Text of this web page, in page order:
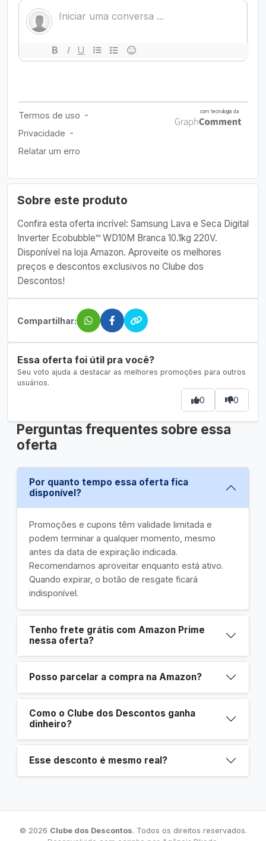
Sobre este produto
Confira esta oferta incrível: Samsung Lava e Seca Digital
Inverter Ecobubble™ WD10M Branca 10.1kg 220V.
Disponível na loja Amazon. Aproveite os melhores
preços e descontos exclusivos no Clube dos
Descontos!
Compartilhar:
Essa oferta foi útil pra você?
Seu voto ajuda a destacar as melhores promoções para outros
usuários.
0 0
Perguntas frequentes sobre essa
oferta
Por quanto tempo essa oferta fica
disponível?
Promoções e cupons têm validade limitada e
podem terminar a qualquer momento, mesmo
antes da data de expiração indicada.
Recomendamos aproveitar enquanto está ativo.
Quando expirar, o botão de resgate ficará
indisponível.
Tenho frete grátis com Amazon Prime
nessa oferta?
Posso parcelar a compra na Amazon?
Como o Clube dos Descontos ganha
dinheiro?
Esse desconto é mesmo real?
© 2026 Clube dos Descontos. Todos os direitos reservados.